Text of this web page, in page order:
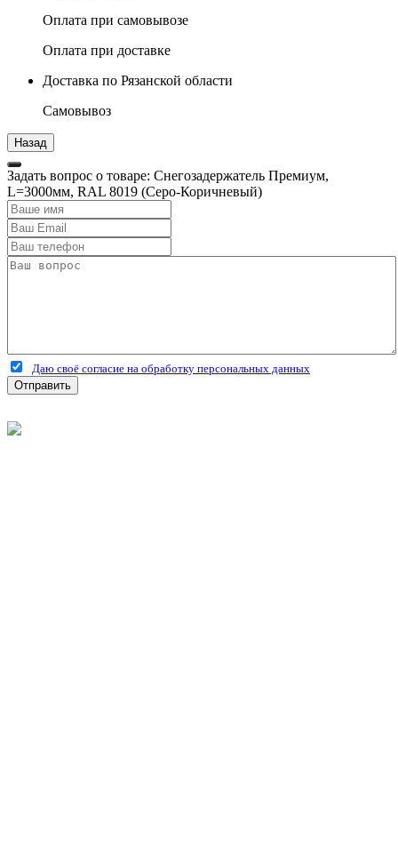
Оплата при самовывозе
Оплата при доставке
Доставка по Рязанской области
Самовывоз
Задать вопрос о товаре: Снегозадержатель Премиум,
L=3000мм, RAL 8019 (Серо-Коричневый)
Даю своё согласие на обработку персональных данных
Отправить